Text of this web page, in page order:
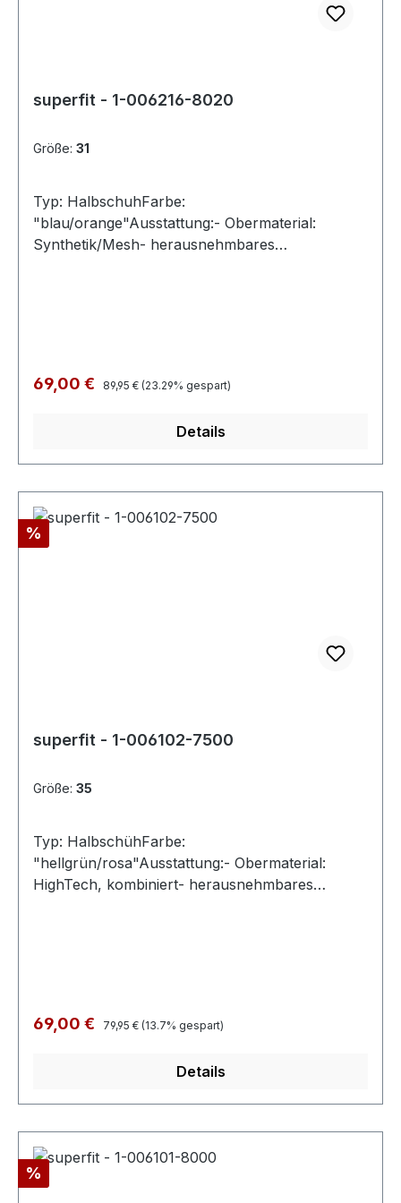
superfit - 1-006216-8020
Größe: 31
Typ: HalbschuhFarbe:
"blau/orange"Ausstattung:- Obermaterial:
Synthetik/Mesh- herausnehmbares
Verkaufspreis:
69,00 € Regulärer Preis:
89,95 € (23.29% gespart)
Details
Rabatt
%
superfit - 1-006102-7500
Größe: 35
Typ: HalbschühFarbe:
"hellgrün/rosa"Ausstattung:- Obermaterial:
HighTech, kombiniert- herausnehmbares
Verkaufspreis:
69,00 € Regulärer Preis:
79,95 € (13.7% gespart)
Details
Rabatt
%